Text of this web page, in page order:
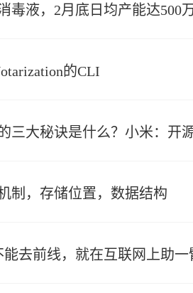
毒液，2月底日均产能达500
的CLI
三大秘诀是什么？小米：开
制，存储位置，数据结构
去前线，就在互联网上助一